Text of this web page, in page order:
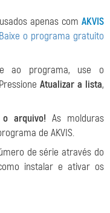
apenas com AKVIS
Baixe o programa gratuito
ao programa, use o
Atualizar a lista,
arquivo! As molduras
de AKVIS.
de série através do
instalar e ativar os